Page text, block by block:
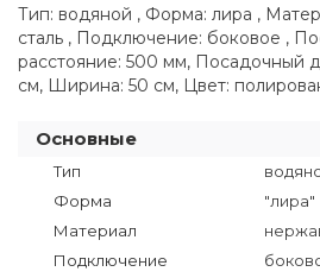
Тип: водяной , Форма: лира ,
сталь , Подключение: боковое ,
расстояние: 500 мм, Посадочный
см, Ширина: 50 см, Цвет:
Основные
Тип
Форма
"лира"
Материал
Подключение